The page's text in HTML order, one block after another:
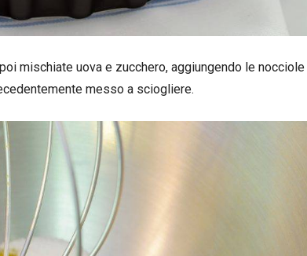
mischiate uova e zucchero, aggiungendo le nocciole
messo a sciogliere.